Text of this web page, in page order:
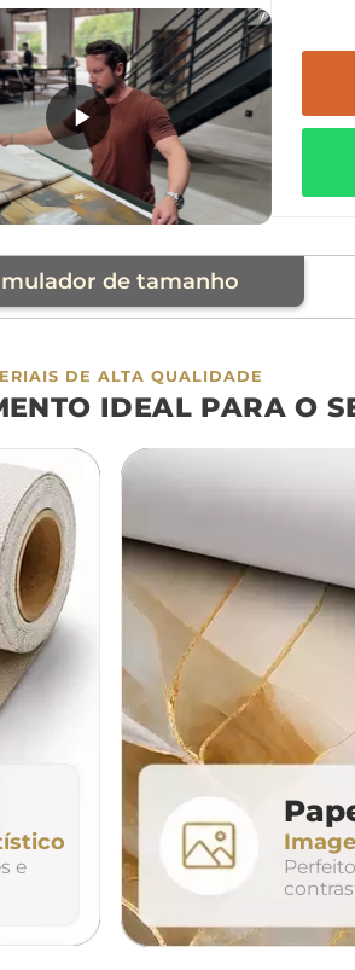
de tamanho
240cm
trio
DE ALTA QUALIDADE
IDEAL PARA O
e